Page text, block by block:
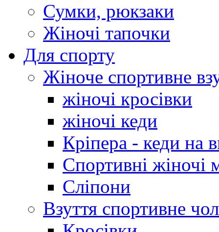
Сумки, рюкзаки
Жіночі тапочки
Для спорту
Жіноче спортивне
жіночі кросівки
жіночі кеди
Кріпера - кеди на
Спортивні жіночі
Сліпони
Взуття спортивне